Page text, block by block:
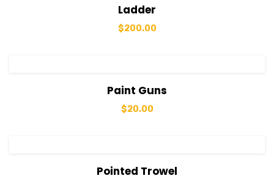
Ladder
$200.00
Paint Guns
$20.00
View DetailsPointed Trowel